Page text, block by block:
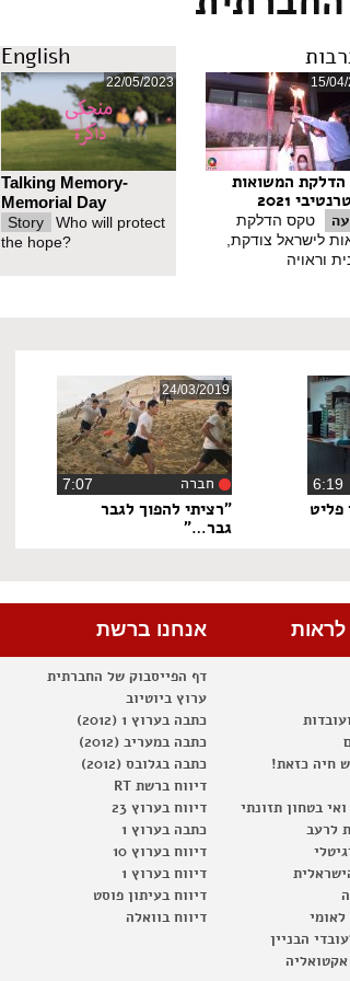
לפני השטח הוא הר געש, מלווה בהמון התפרצויות שהמשפחה
פשוט לא לשתוק.
מהבית ולא שהוא יישאר בבית והאשה והילדים
מורחק מהבית, מורחק מהסיטואציה של
היא יכולה לטפל בזה. היא גם יודעת איך
רק מאיה. מאיה היא חלק מתופעה מזעזעת שכוללת
שהיתה פה ב-2018 היו של שתי נשים, אחת מג'יש, מגוש חלב, ואחת מדרום תל אביב, אבל
15/
המשואות
2021
טקס הדלקת
לישראל צודקת,
וראויה
English
22/05/2023
Talking Memory-
Memorial Day
Story
Who will protect
the hope?
פליט
24/03/2019
חברה
"רציתי להפוך לגבר
גבר…"
חיה כזאת!
בטחון תזונתי
לרעב
הבניין
אנחנו ברשת
דף הפייסבוק של החברתית
ערוץ ביוטיוב
כתבה בערוץ 1 (2012)
כתבה במעריב (2012)
כתבה בגלובס (2012)
דיווח ברשת RT
דיווח בערוץ 23
כתבה בערוץ 1
דיווח בערוץ 10
דיווח בערוץ 1
דיווח בעיתון פוסט
דיווח בוואלה